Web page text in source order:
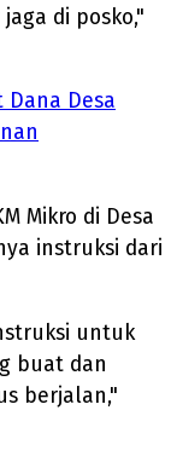
di posko,"
Dana Desa
Mikro di Desa
instruksi dari
untuk
buat dan
berjalan,"